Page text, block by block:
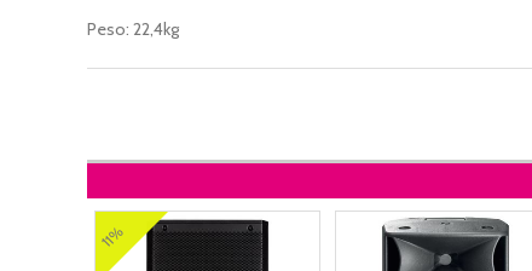
Peso: 22,4kg
11%